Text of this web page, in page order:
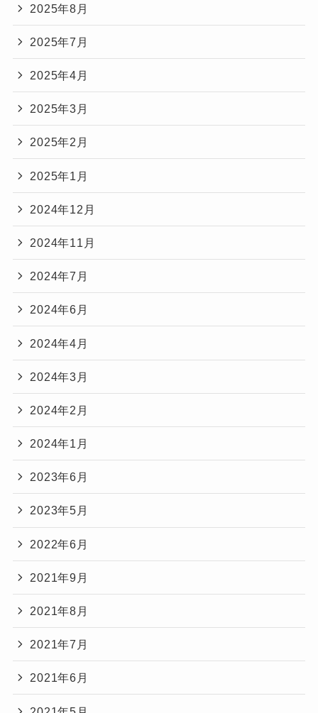
2025年8月
2025年7月
2025年4月
2025年3月
2025年2月
2025年1月
2024年12月
2024年11月
2024年7月
2024年6月
2024年4月
2024年3月
2024年2月
2024年1月
2023年6月
2023年5月
2022年6月
2021年9月
2021年8月
2021年7月
2021年6月